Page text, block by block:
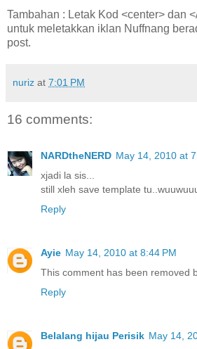
Tambahan : Letak Kod <center> dan
untuk meletakkan iklan Nuffnang
post.
nuriz at 7:01 PM
16 comments:
NARDtheNERD May 14, 2010 at
xjadi la sis...
still xleh save template
Reply
Ayie May 14, 2010 at 8:44 PM
This comment has been removed
Reply
Belalang hijau Perisik May 14,